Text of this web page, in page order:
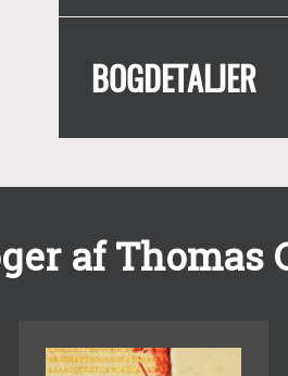
BOGDETALJER
af Thomas